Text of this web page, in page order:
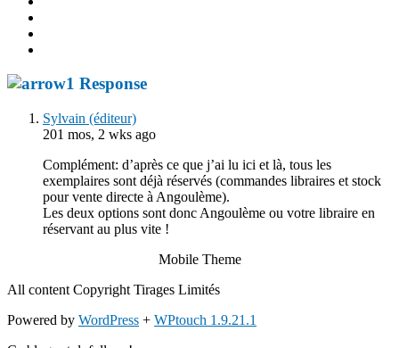
1 Response
Sylvain (éditeur)
201 mos, 2 wks ago
Complément: d’après ce que j’ai lu ici et là, tous les
exemplaires sont déjà réservés (commandes libraires et stock
pour vente directe à Angoulème).
Les deux options sont donc Angoulème ou votre libraire en
réservant au plus vite !
Mobile Theme
All content Copyright Tirages Limités
Powered by WordPress + WPtouch 1.9.21.1